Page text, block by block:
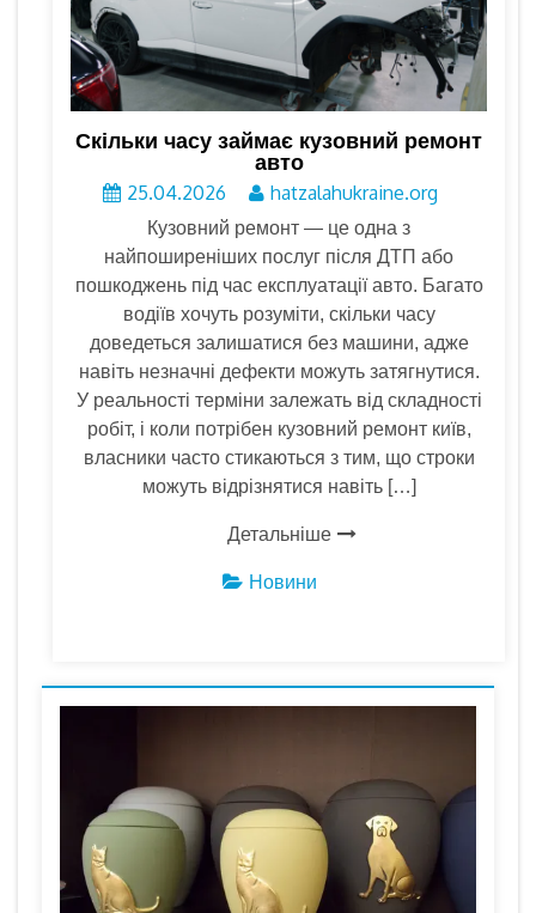
Скільки часу займає кузовний ремонт
авто
25.04.2026 hatzalahukraine.org
Кузовний ремонт — це одна з
найпоширеніших послуг після ДТП або
пошкоджень під час експлуатації авто. Багато
водіїв хочуть розуміти, скільки часу
доведеться залишатися без машини, адже
навіть незначні дефекти можуть затягнутися.
У реальності терміни залежать від складності
робіт, і коли потрібен кузовний ремонт київ,
власники часто стикаються з тим, що строки
можуть відрізнятися навіть […]
Детальніше
Новини